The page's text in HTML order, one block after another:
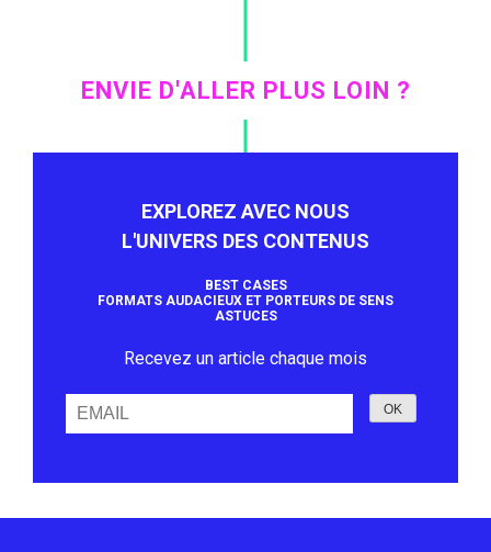
ENVIE D'ALLER PLUS LOIN ?
EXPLOREZ AVEC NOUS
L'UNIVERS DES CONTENUS
BEST CASES
FORMATS AUDACIEUX ET PORTEURS DE SENS
ASTUCES
Recevez un article chaque mois